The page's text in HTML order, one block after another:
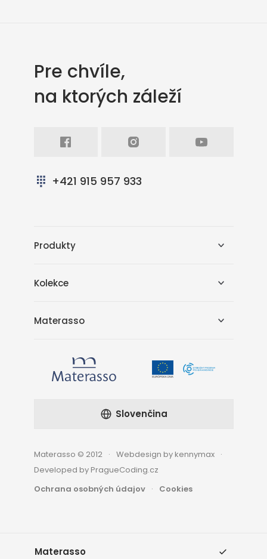
Pre chvíle,
na ktorých záleží
+421 915 957 933
Produkty
Kolekce
Materasso
Materasso © 2012
Webdesign by kennymax
Developed by PragueCoding.cz
Ochrana osobných údajov
Cookies
Slovenčina
Materasso